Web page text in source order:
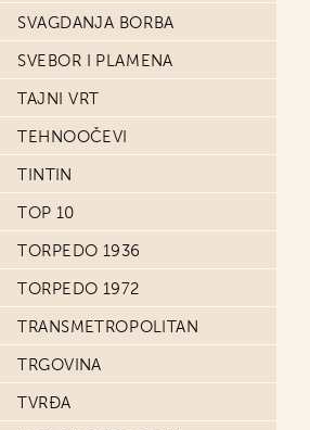
SVAGDANJA BORBA
SVEBOR I PLAMENA
TAJNI VRT
TEHNOOČEVI
TINTIN
TOP 10
TORPEDO 1936
TORPEDO 1972
TRANSMETROPOLITAN
TRGOVINA
TVRĐA